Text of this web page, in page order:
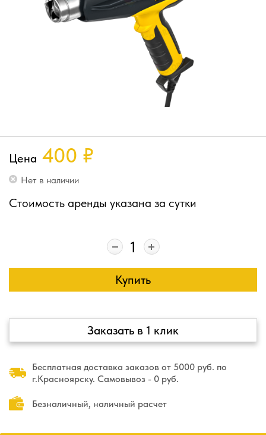
Цена 400 ₽
Нет в наличии
Стоимость аренды указана за сутки
Купить
Заказать в 1 клик
Бесплатная доставка заказов от 5000 руб. по
г.Красноярску. Самовывоз - 0 руб.
Безналичный, наличный расчет